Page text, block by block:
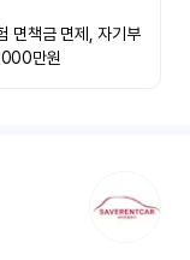
면책금 면제, 자기부
만원